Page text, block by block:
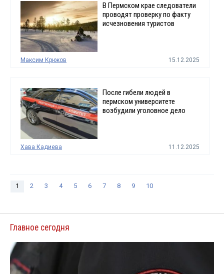
В Пермском крае следователи
проводят проверку по факту
исчезновения туристов
Максим Крюков 15.12.2025
После гибели людей в
пермском университете
возбудили уголовное дело
Хава Кадиева 11.12.2025
1 2 3 4 5 6 7 8 9 10
Главное сегодня